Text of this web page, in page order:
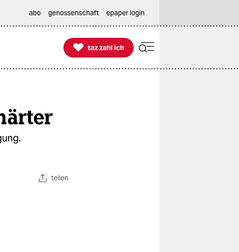
abo genossenschaft epaper login

taz zahl ich
taz zahl ich
teilen